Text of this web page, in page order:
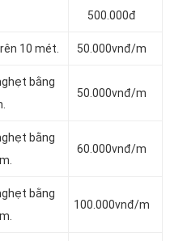
500.000đ
10 mét. 50.000vnđ/m
bằng
50.000vnđ/m
bằng
60.000vnđ/m
bằng
100.000vnđ/m